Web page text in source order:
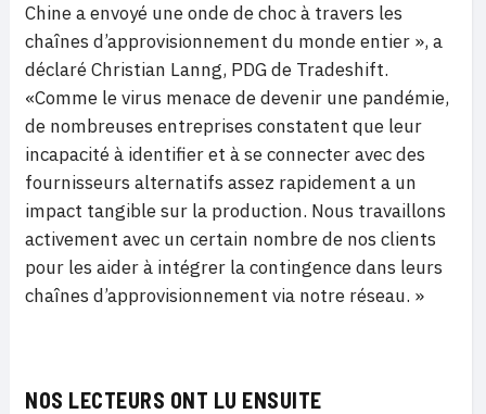
Chine a envoyé une onde de choc à travers les
chaînes d’approvisionnement du monde entier », a
déclaré Christian Lanng, PDG de Tradeshift.
«Comme le virus menace de devenir une pandémie,
de nombreuses entreprises constatent que leur
incapacité à identifier et à se connecter avec des
fournisseurs alternatifs assez rapidement a un
impact tangible sur la production. Nous travaillons
activement avec un certain nombre de nos clients
pour les aider à intégrer la contingence dans leurs
chaînes d’approvisionnement via notre réseau. »
NOS LECTEURS ONT LU ENSUITE